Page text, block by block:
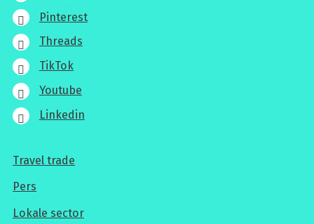
Pinterest
Threads
TikTok
Youtube
Linkedin
Voor
professionals
Travel trade
Pers
Lokale sector